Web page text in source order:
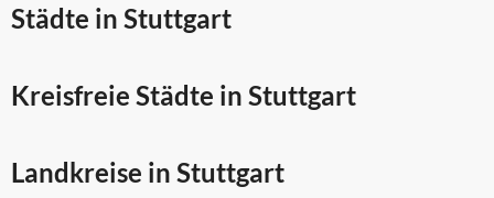
Städte in Stuttgart
Kreisfreie Städte in Stuttgart
Landkreise in Stuttgart